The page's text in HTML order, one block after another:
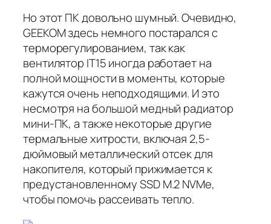
Но этот ПК довольно шумный. Очевидно,
GEEKOM здесь немного постарался с
терморегулированием, так как
вентилятор IT15 иногда работает на
полной мощности в моменты, которые
кажутся очень неподходящими. И это
несмотря на большой медный радиатор
мини-ПК, а также некоторые другие
термальные хитрости, включая 2,5-
дюймовый металлический отсек для
накопителя, который прижимается к
предустановленному SSD M.2 NVMe,
чтобы помочь рассеивать тепло.